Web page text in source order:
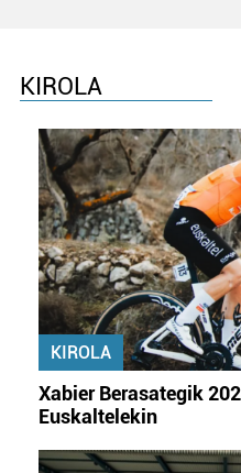
KIROLA
KIROLA
Xabier Berasategik
Euskaltelekin